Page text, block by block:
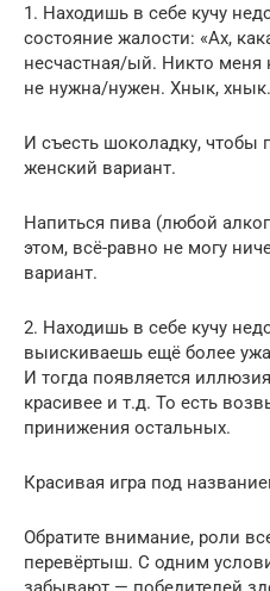
1. Находишь в себе кучу
состояние жалости: «Ах,
несчастная/ый. Никто
не нужна/нужен. Хнык,
И съесть шоколадку, чтобы
женский вариант.
Напиться пива (любой
этом, всё-равно не могу
вариант.
2. Находишь в себе кучу
выискиваешь ещё более
И тогда появляется
красивее и т.д. То есть
принижения остальных.
Красивая игра под
Обратите внимание, роли
перевёртыш. С одним